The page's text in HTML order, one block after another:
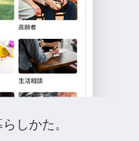
しかた。